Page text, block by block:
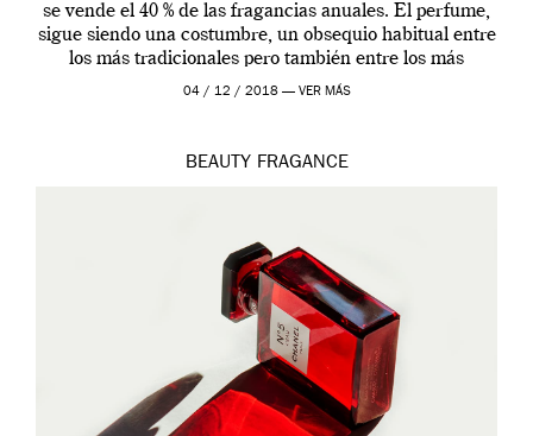
se vende el 40 % de las fragancias anuales. El perfume,
sigue siendo una costumbre, un obsequio habitual entre
los más tradicionales pero también entre los más
modernos. Estos días ha […]
04 / 12 / 2018 — VER MÁS
BEAUTY FRAGANCE